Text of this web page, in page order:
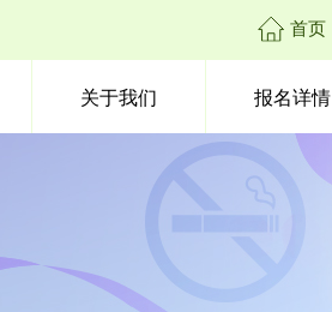
首页
关于我们 报名详情